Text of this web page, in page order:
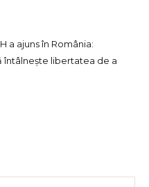
a ajuns în România:
întâlnește libertatea de a